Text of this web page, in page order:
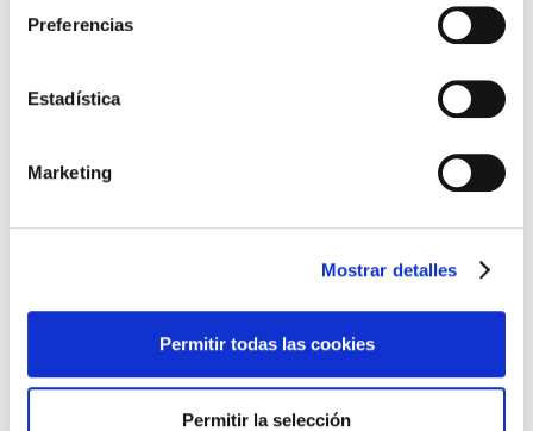
Preferencias
Estadística
Marketing
Mostrar detalles
Permitir todas las cookies
Permitir la selección
AOTEC 2025. Madrid 19 y 20 de Junio
Noticias y Eventos